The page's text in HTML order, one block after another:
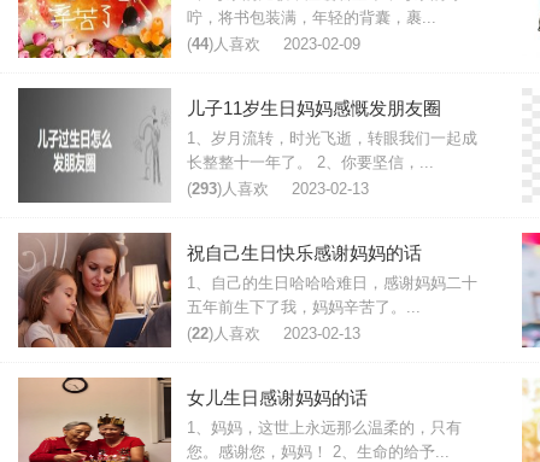
咛，将书包装满，年轻的背囊，裹...
(44)人喜欢 2023-02-09
儿子11岁生日妈妈感慨发朋友圈
1、岁月流转，时光飞逝，转眼我们一起成
长整整十一年了。 2、你要坚信，...
(293)人喜欢 2023-02-13
祝自己生日快乐感谢妈妈的话
1、自己的生日哈哈哈难日，感谢妈妈二十
五年前生下了我，妈妈辛苦了。...
(22)人喜欢 2023-02-13
女儿生日感谢妈妈的话
1、妈妈，这世上永远那么温柔的，只有
您。感谢您，妈妈！ 2、生命的给予...